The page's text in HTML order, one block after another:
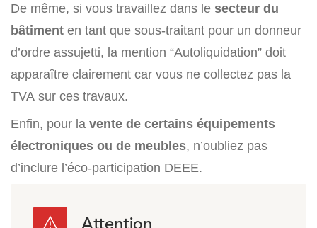
De même, si vous travaillez dans le secteur du
bâtiment en tant que sous-traitant pour un donneur
d’ordre assujetti, la mention “Autoliquidation” doit
apparaître clairement car vous ne collectez pas la
TVA sur ces travaux.
Enfin, pour la vente de certains équipements
électroniques ou de meubles, n’oubliez pas
d’inclure l’éco-participation DEEE.